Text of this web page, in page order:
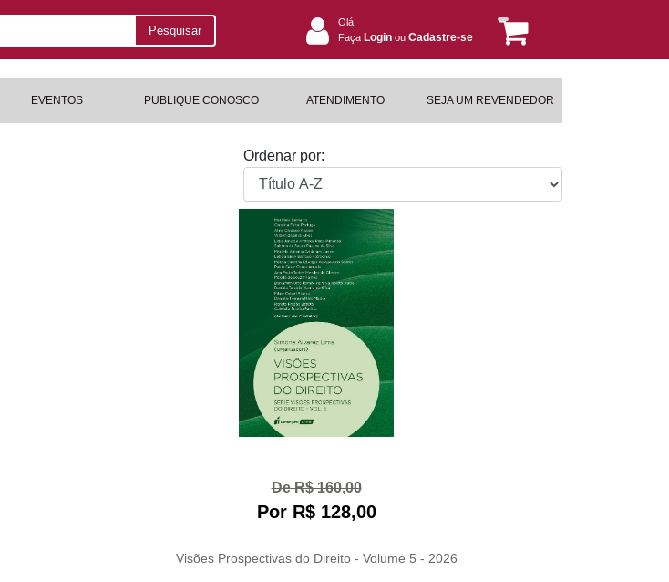
Pesquisar
Olá!
Faça Login ou Cadastre-se
EVENTOS PUBLIQUE CONOSCO ATENDIMENTO SEJA UM REVENDEDOR
Ordenar por:
De R$ 160,00
Por R$ 128,00
Visões Prospectivas do Direito - Volume 5 - 2026